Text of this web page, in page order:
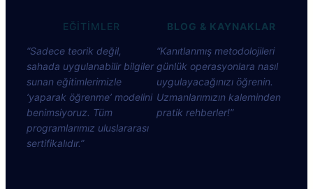
EĞİTİMLER
“Sadece teorik değil,
sahada uygulanabilir bilgiler
sunan eğitimlerimizle
‘yaparak öğrenme’ modelini
benimsiyoruz. Tüm
programlarımız uluslararası
sertifikalıdır.”
BLOG & KAYNAKLAR
“Kanıtlanmış metodolojileri
günlük operasyonlara nasıl
uygulayacağınızı öğrenin.
Uzmanlarımızın kaleminden
pratik rehberler!”